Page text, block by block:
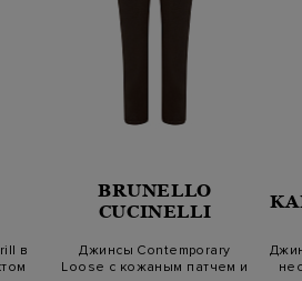
в
BRUNELLO
CUCINELLI
Джинсы Contemporary
Loose с кожаным патчем и